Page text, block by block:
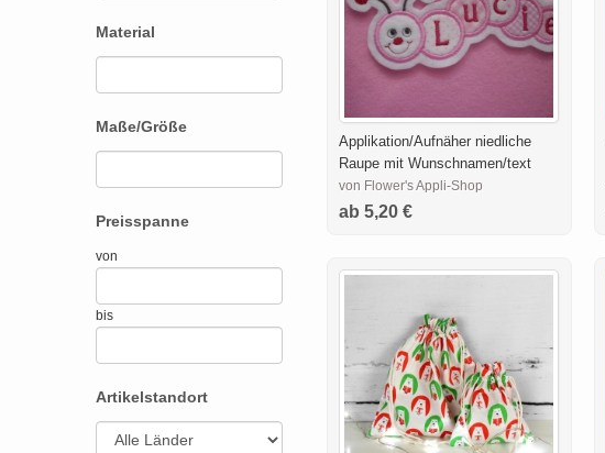
Material
Maße/Größe
Preisspanne
von
bis
Artikelstandort
Applikation/Aufnäher niedliche
Raupe mit Wunschnamen/text
von Flower's Appli-Shop
ab 5,20 €